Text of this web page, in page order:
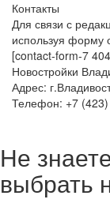
Контакты
Для связи с
используя форму
[contact-form-7
Новостройки
Адрес:
Телефон: +7
Не
выбрать